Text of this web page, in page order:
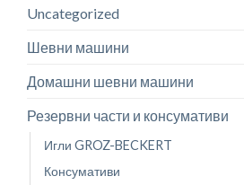
Uncategorized
Шевни машини
Домашни шевни машини
Резервни части и консумативи
Игли GROZ-BECKERT
Консумативи